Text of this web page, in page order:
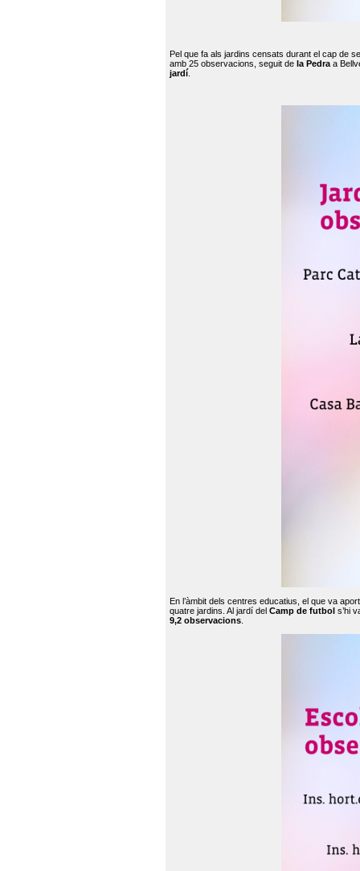
Pel que fa als jardins censats durant el cap de
amb 25 observacions, seguit de la Pedra a
jardí
En l’àmbit dels centres educatius, el que va
quatre jardins. Al jardí del Camp de futbol s’hi
9,2 observacions